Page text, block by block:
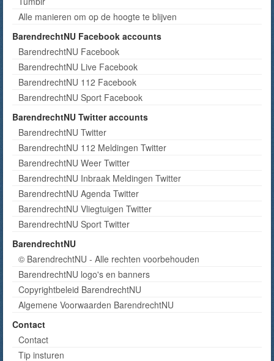
Alle manieren om op de hoogte te blijven
BarendrechtNU Facebook accounts
BarendrechtNU Facebook
BarendrechtNU Live Facebook
BarendrechtNU 112 Facebook
BarendrechtNU Sport Facebook
BarendrechtNU Twitter accounts
BarendrechtNU Twitter
BarendrechtNU 112 Meldingen Twitter
BarendrechtNU Weer Twitter
BarendrechtNU Inbraak Meldingen Twitter
BarendrechtNU Agenda Twitter
BarendrechtNU Vliegtuigen Twitter
BarendrechtNU Sport Twitter
BarendrechtNU
© BarendrechtNU - Alle rechten voorbehouden
BarendrechtNU logo's en banners
Copyrightbeleid BarendrechtNU
Algemene Voorwaarden BarendrechtNU
Contact
Contact
Tip insturen